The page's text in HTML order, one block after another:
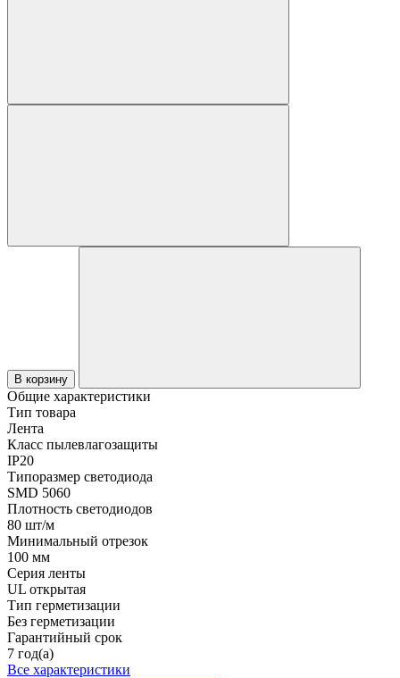
В корзину
Общие характеристики
Тип товара
Лента
Класс пылевлагозащиты
IP20
Типоразмер светодиода
SMD 5060
Плотность светодиодов
80 шт/м
Минимальный отрезок
100 мм
Серия ленты
UL открытая
Тип герметизации
Без герметизации
Гарантийный срок
7 год(а)
Все характеристики